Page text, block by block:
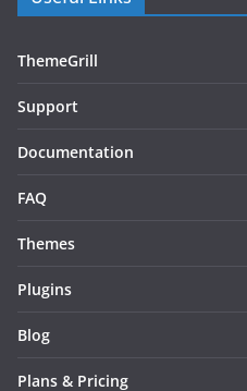
ThemeGrill
Support
Documentation
FAQ
Themes
Plugins
Blog
Plans & Pricing